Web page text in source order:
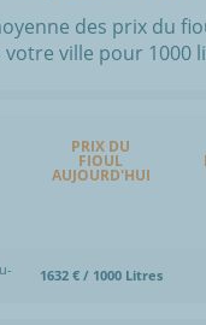
des prix du
votre ville pour 1000
PRIX DU
FIOUL
AUJOURD'HUI
1632 € / 1000 Litres